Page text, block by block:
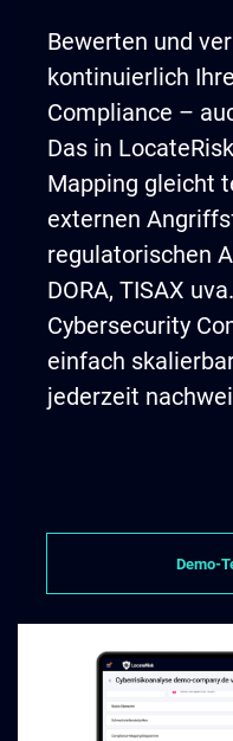
Bewerten und
kontinuierlich
Compliance –
Das in
Mapping gleicht
externen
regulatorischen
DORA, TISAX
Cybersecurity
einfach
jederzeit
Demo-